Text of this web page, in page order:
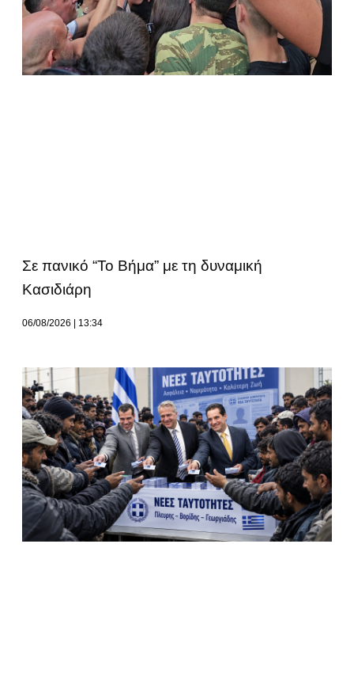
Σε πανικό “Το Βήμα” με τη δυναμική
Κασιδιάρη
06/08/2026 13:34